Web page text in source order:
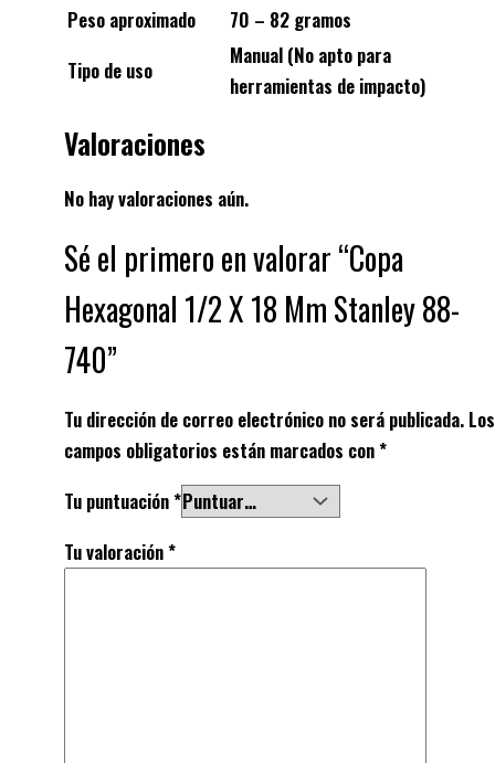
Peso aproximado
70 – 82 gramos
Tipo de uso
Manual (No apto para
herramientas de impacto)
Valoraciones
No hay valoraciones aún.
Sé el primero en valorar “Copa
Hexagonal 1/2 X 18 Mm Stanley 88-
740”
Tu dirección de correo electrónico no será publicada. Los
campos obligatorios están marcados con*
Tu puntuación*
Tu valoración*